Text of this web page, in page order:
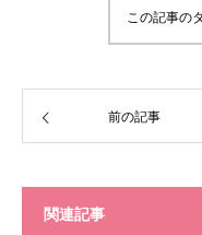
この記事の
前の記事
関連記事